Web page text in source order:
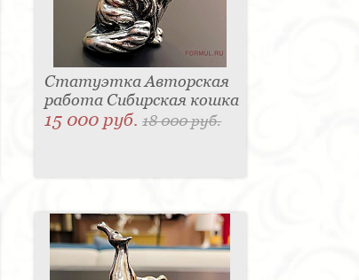
Статуэтка Авторская
работа Сибирская кошка
15 000 руб.18 000 руб.